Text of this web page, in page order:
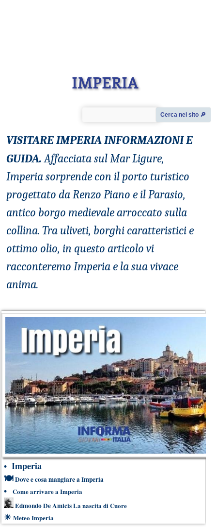
IMPERIA
Cerca nel sito 🔎︎
VISITARE IMPERIAINFORMAZIONI E
GUIDA.Affacciata sul Mar Ligure,
Imperia sorprende con il porto turistico
progettato da Renzo Piano e il Parasio,
antico borgo medievale arroccato sulla
collina. Tra uliveti, borghi caratteristici e
ottimo olio, in questo articolo vi
racconteremo Imperia e la sua vivace
anima.
• Imperia
🍽Dove e cosa mangiare a Imperia
• Come arrivare a Imperia
Edmondo De AmicisLa nascita di Cuore
☀ Meteo Imperia